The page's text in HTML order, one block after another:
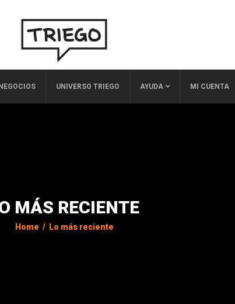
NEGOCIOS UNIVERSO TRIEGO AYUDA MI CUENTA
MÁS RECIENTE
Home / Lo más reciente